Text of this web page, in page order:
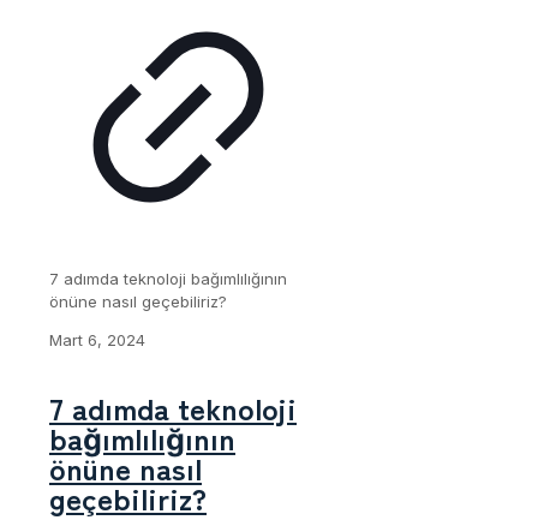
7 adımda teknoloji bağımlılığının
önüne nasıl geçebiliriz?
Mart 6, 2024
7 adımda teknoloji
bağımlılığının
önüne nasıl
geçebiliriz?